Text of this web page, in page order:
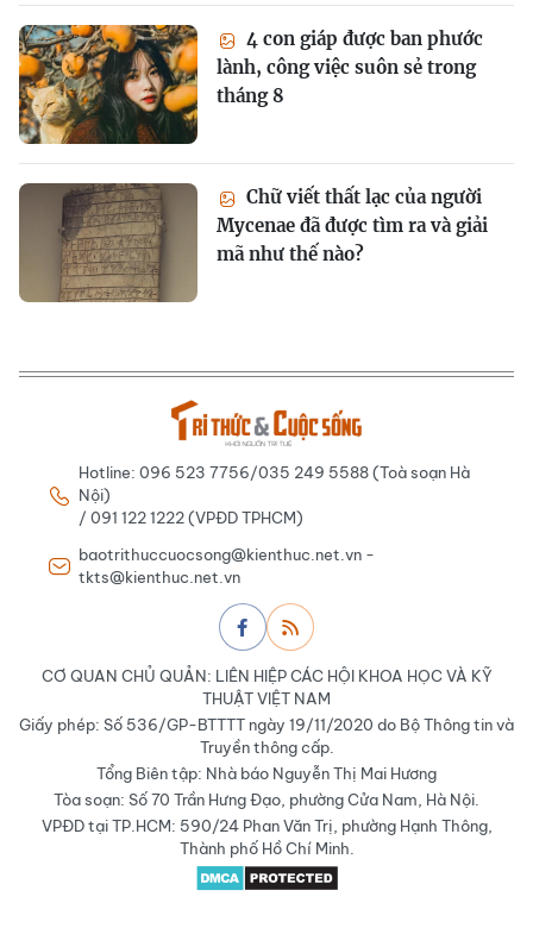
4 con giáp được ban phước
lành, công việc suôn sẻ trong
tháng 8
Chữ viết thất lạc của người
Mycenae đã được tìm ra và giải
mã như thế nào?
Hotline: 096 523 7756/035 249 5588 (Toà soạn Hà
Nội)
/ 091 122 1222 (VPĐD TPHCM)
baotrithuccuocsong@kienthuc.net.vn -
tkts@kienthuc.net.vn
CƠ QUAN CHỦ QUẢN: LIÊN HIỆP CÁC HỘI KHOA HỌC VÀ KỸ
THUẬT VIỆT NAM
Giấy phép: Số 536/GP-BTTTT ngày 19/11/2020 do Bộ Thông tin và
Truyền thông cấp.
Tổng Biên tập: Nhà báo Nguyễn Thị Mai Hương
Tòa soạn: Số 70 Trần Hưng Đạo, phường Cửa Nam, Hà Nội.
VPĐD tại TP.HCM: 590/24 Phan Văn Trị, phường Hạnh Thông,
Thành phố Hồ Chí Minh.